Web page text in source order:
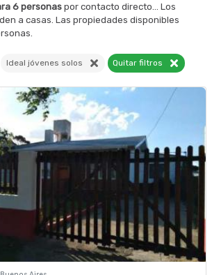
6 personas por contacto directo... Los
a casas. Las propiedades disponibles
Ideal jóvenes solos Quitar filtros